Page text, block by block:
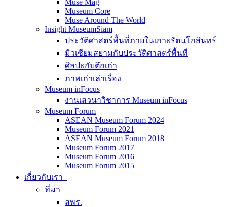
Museum Core
Muse Around The World
Insight MuseumSiam
ประวัติศาสตร์พื้นที่ภายในเกาะรัตนโกสินทร์
มิวเซียมสยามกับประวัติศาสตร์พื้นที่
ศิลปะกับตึกเก่า
ภาพเก่าเล่าเรื่อง
Museum inFocus
งานเสวนาวิชาการ Museum inFocus
Museum Forum
ASEAN Museum Forum 2024
Museum Forum 2021
ASEAN Museum Forum 2018
Museum Forum 2017
Museum Forum 2016
Museum Forum 2015
เกี่ยวกับเรา
ที่มา
สพร.